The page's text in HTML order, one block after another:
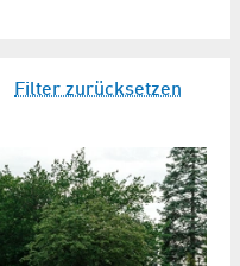
Filter zurücksetzen